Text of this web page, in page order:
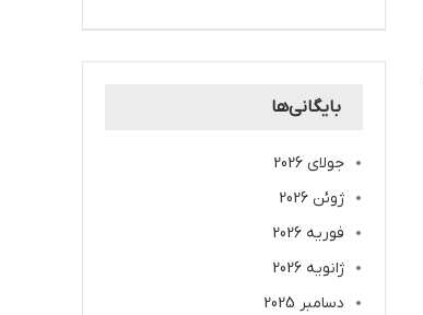
بایگانی‌ها
جولای 2026
ژوئن 2026
فوریه 2026
ژانویه 2026
دسامبر 2025